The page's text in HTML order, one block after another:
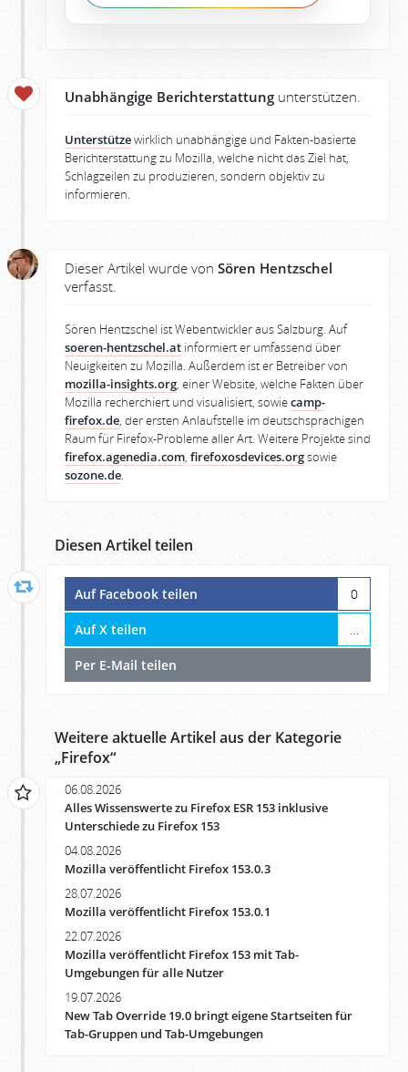
Unabhängige Berichterstattung unterstützen.
Unterstützewirklich unabhängige und Fakten-basierte
Berichterstattung zu Mozilla, welche nicht das Ziel hat,
Schlagzeilen zu produzieren, sondern objektiv zu
informieren.
Dieser Artikel wurde von Sören Hentzschel
verfasst.
Sören Hentzschel ist Webentwickler aus Salzburg. Auf
soeren-hentzschel.at informiert er umfassend über
Neuigkeiten zu Mozilla. Außerdem ist er Betreiber von
mozilla-insights.org, einer Website, welche Fakten über
Mozilla recherchiert und visualisiert, sowiecamp-
firefox.de, der ersten Anlaufstelle im deutschsprachigen
Raum für Firefox-Probleme aller Art. Weitere Projekte sind
firefox.agenedia.com, firefoxosdevices.orgsowie
sozone.de.
Diesen Artikel teilen
Auf Facebook teilen 0
Auf X teilen …
Per E-Mail teilen
Weitere aktuelle Artikel aus der Kategorie
„Firefox“
06.08.2026
Alles Wissenswerte zu Firefox ESR 153 inklusive
Unterschiede zu Firefox 153
04.08.2026
Mozilla veröffentlicht Firefox 153.0.3
28.07.2026
Mozilla veröffentlicht Firefox 153.0.1
22.07.2026
Mozilla veröffentlicht Firefox 153 mit Tab-
Umgebungen für alle Nutzer
19.07.2026
New Tab Override 19.0 bringt eigene Startseiten für
Tab-Gruppen und Tab-Umgebungen